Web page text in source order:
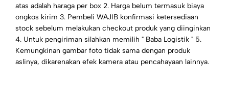
atas adalah haraga per box 2. Harga belum termasuk biaya
ongkos kirim 3. Pembeli WAJIB konfirmasi ketersediaan
stock sebelum melakukan checkout produk yang diinginkan
4. Untuk pengiriman silahkan memilih " Baba Logistik " 5.
Kemungkinan gambar foto tidak sama dengan produk
aslinya, dikarenakan efek kamera atau pencahayaan lainnya.